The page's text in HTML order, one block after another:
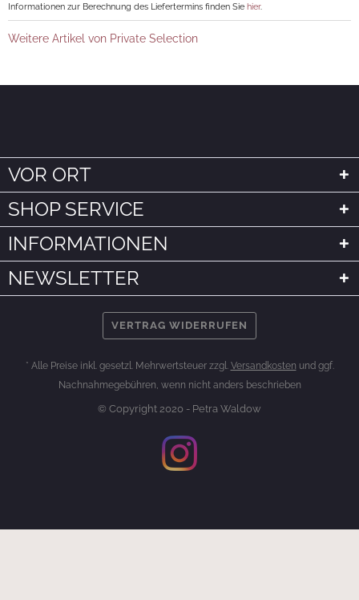
Informationen zur Berechnung des Liefertermins finden Sie hier.
Weitere Artikel von Private Selection
VOR ORT
SHOP SERVICE
INFORMATIONEN
NEWSLETTER
VERTRAG WIDERRUFEN
* Alle Preise inkl. gesetzl. Mehrwertsteuer zzgl. Versandkosten und ggf.
Nachnahmegebühren, wenn nicht anders beschrieben
© Copyright 2020 - Petra Waldow